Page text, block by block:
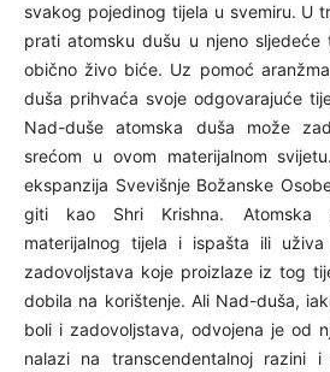
svakog pojedinog tijela u svemiru. U
prati atomsku dušu u njeno sljedeće
obično živo biće. Uz pomoć
duša prihvaća svoje odgovarajuće
Nad-duše atomska duša može
srećom u ovom materijalnom
ekspanzija Svevišnje Božanske
giti kao Shri Krishna. Atomska
materijalnog tijela i ispašta ili
zadovoljstava koje proizlaze iz tog
dobila na korištenje. Ali Nad-duša,
boli i zadovoljstava, odvojena je od
nalazi na transcendentalnoj razini